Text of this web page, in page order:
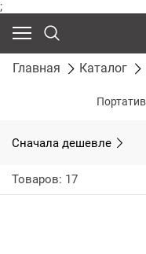
;
Главная Каталог
Сначала дешевле
Товаров: 17